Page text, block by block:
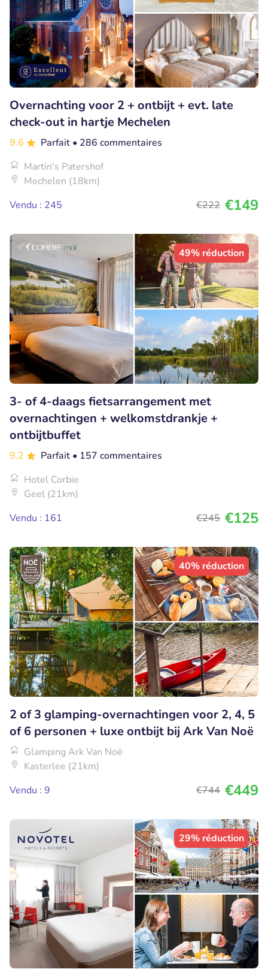
Overnachting voor 2 + ontbijt + evt. late
check-out in hartje Mechelen
9.6 Parfait • 286 commentaires
Martin's Patershof
Mechelen (18km)
Vendu : 245
€222 €149
49% réduction
3- of 4-daags fietsarrangement met
overnachtingen + welkomstdrankje +
ontbijtbuffet
9.2 Parfait • 157 commentaires
Hotel Corbie
Geel (21km)
Vendu : 161
€245 €125
40% réduction
2 of 3 glamping-overnachtingen voor 2, 4, 5
of 6 personen + luxe ontbijt bij Ark Van Noë
Glamping Ark Van Noë
Kasterlee (21km)
Vendu : 9
€744 €449
29% réduction